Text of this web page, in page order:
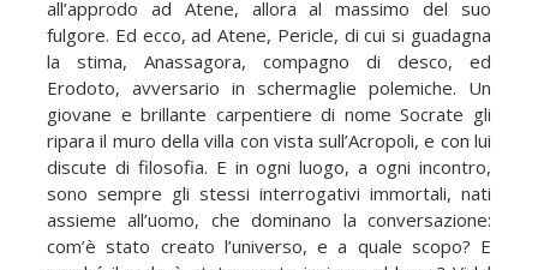
all’approdo ad Atene, allora al massimo del suo
fulgore. Ed ecco, ad Atene, Pericle, di cui si guadagna
la stima, Anassagora, compagno di desco, ed
Erodoto, avversario in schermaglie polemiche. Un
giovane e brillante carpentiere di nome Socrate gli
ripara il muro della villa con vista sull’Acropoli, e con lui
discute di filosofia. E in ogni luogo, a ogni incontro,
sono sempre gli stessi interrogativi immortali, nati
assieme all’uomo, che dominano la conversazione:
com’è stato creato l’universo, e a quale scopo? E